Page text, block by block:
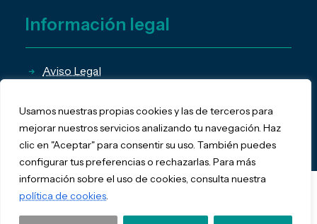
Usamos nuestras propias cookies y las de terceros para
mejorar nuestros servicios analizando tu navegación. Haz
clic en "Aceptar" para consentir su uso. También puedes
configurar tus preferencias o rechazarlas. Para más
información sobre el uso de cookies, consulta nuestra
política de cookies.
Información legal
Aviso Legal
Política de Cookies